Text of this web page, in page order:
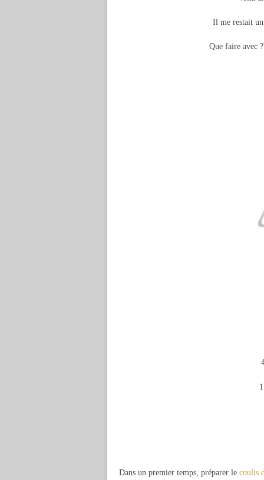
Il me restait
Que faire avec
Dans un premier temps, préparer le coulis